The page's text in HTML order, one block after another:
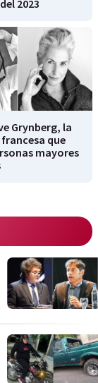
2023
Grynberg, la
que
mayores